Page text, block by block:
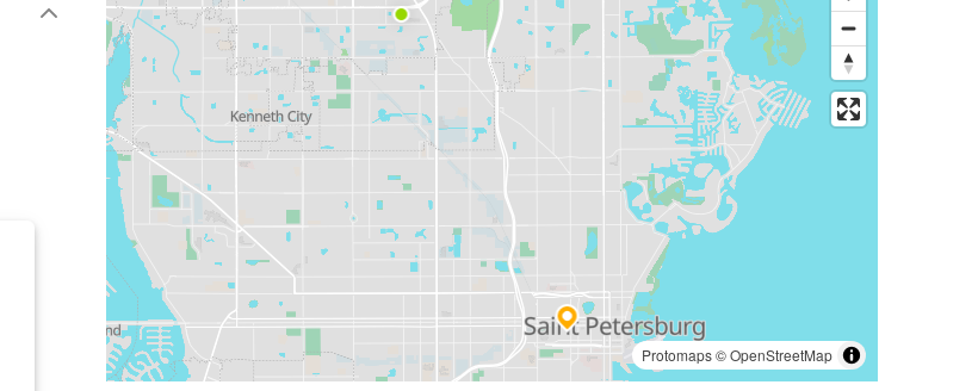
Protomaps©OpenStreetMap